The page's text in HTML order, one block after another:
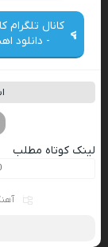
کانال
- دانلود
لینک کوتاه مطلب